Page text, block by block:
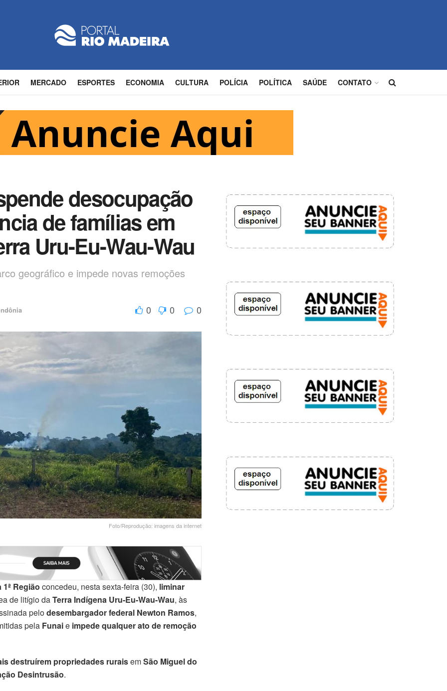
MERCADO ESPORTES ECONOMIA CULTURA POLÍCIA POLÍTICA SAÚDE CONTATO
desocupação
de famílias em
Uru-Eu-Wau-Wau
geográfico e impede novas remoções
0 0 0
Foto/Reprodução: imagens da internet
Região concedeu, nesta sexta-feira (30), liminar
de litígio daTerra Indígena Uru-Eu-Wau-Wau, às
pelodesembargador federal Newton Ramos,
pela Funaie impede qualquer ato de remoção
destruírem propriedades ruraisemSão Miguel do
Desintrusão.